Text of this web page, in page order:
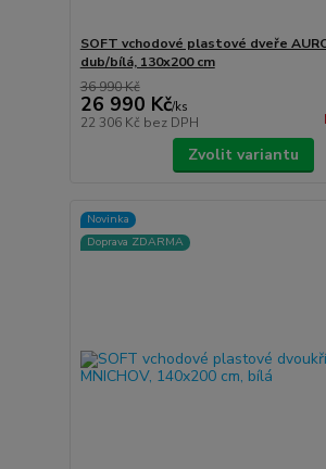
SOFT vchodové plastové dveře
dub/bílá, 130x200 cm
36 990 Kč
26 990 Kč/ks
22 306 Kč bez DPH
Zvolit variantu
Novinka
Doprava ZDARMA